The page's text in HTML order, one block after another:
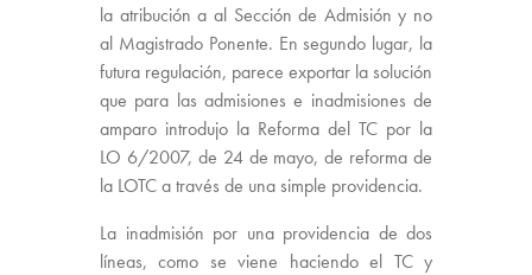
la atribución a al Sección de Admisión y no
al Magistrado Ponente. En segundo lugar, la
futura regulación, parece exportar la solución
que para las admisiones e inadmisiones de
amparo introdujo la Reforma del TC por la
LO 6/2007, de 24 de mayo, de reforma de
la LOTC a través de una simple providencia.
La inadmisión por una providencia de dos
líneas, como se viene haciendo el TC y